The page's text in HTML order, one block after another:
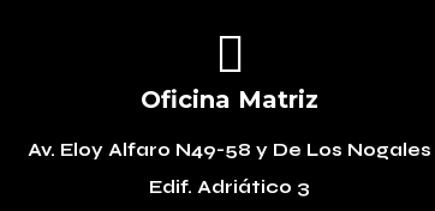

Oficina Matriz
Av. Eloy Alfaro N49-58 y De Los Nogales
Edif. Adriático 3